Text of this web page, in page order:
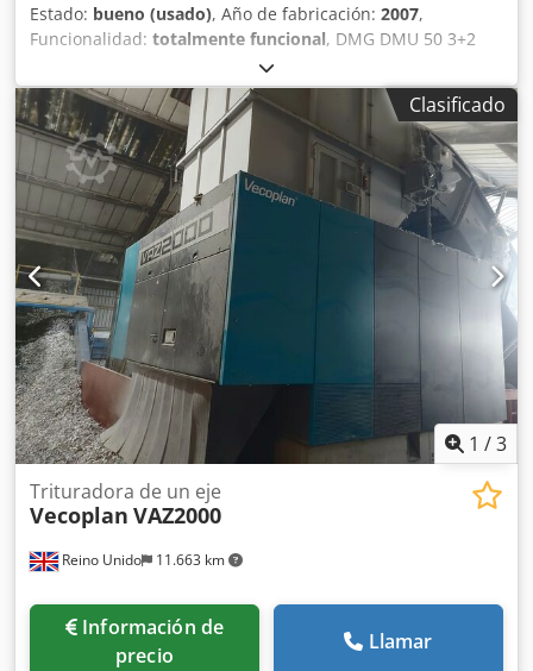
Estado: bueno (usado), Año de fabricación: 2007,
Funcionalidad: totalmente funcional, DMG DMU 50 3+2
ejes HUSILLO revisado, fecha: 01/2026 Control: Heidenhain
iTNC 530 Horas de funcionamiento: 11.275 h, programa
Recorrido en el eje X: 500 mm Recorrido en el eje Y: 450
mm Recorrido en el eje Z: 400 mm Djdpoza T A Dsfx Ac
Neck Control: iTNC 530 Heidenhain Rango de velocidad:
husillo principal, 20-10.000 min⁻¹ Portaherramientas: SK 40
DIN 69871 Superficie de sujeción de la mesa: 700 x 500
mm Carga máxima de la mesa: 500 kg Ranuras en T: 7x 14
x 63 mm Número de posiciones para herramientas: 30
Peso máximo de la herramienta: 6 kg Avance rápido: 24
m/min Fuerza de avance: 4,5 kN Velocidad de avance: 1-
24.000 mm/min Potencia total requerida: 26 kVA Peso de la
máquina: aprox. 4,5 t Espacio requerido: aprox. 4,5 x 3,5 x
2,3 m Transportador de virutas Volante manual Sonda de
medición Pistola de refrigeración Disponible de inmediato
Clasificado
1 /3
Reino Unido 11.663 km
Trituradora de un eje
Vecoplan VAZ2000
Información de
precio
Llamar